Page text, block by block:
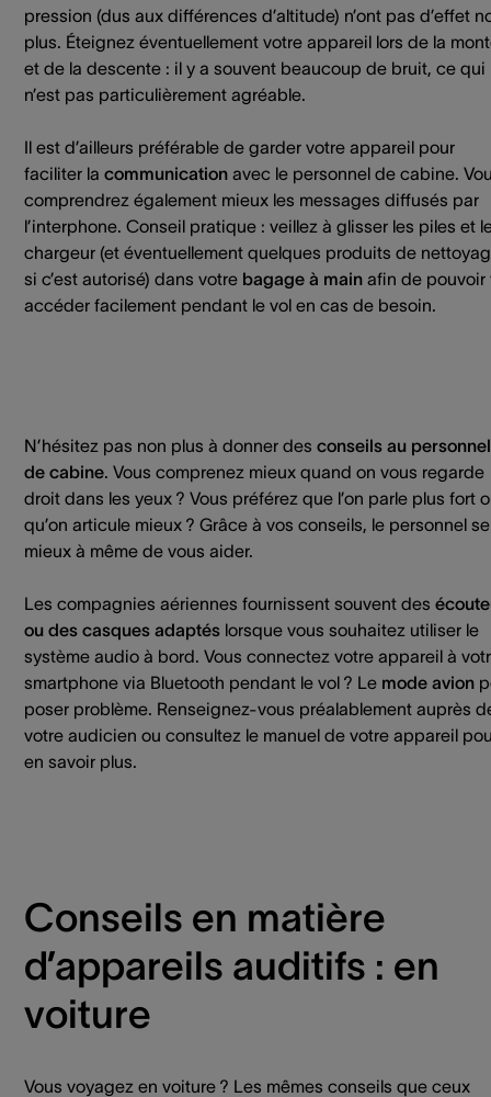
pression (dus aux différences d’altitude) n’ont pas d’effet
plus. Éteignez éventuellement votre appareil lors de la
et de la descente : il y a souvent beaucoup de bruit, ce qui
n’est pas particulièrement agréable.
Il est d’ailleurs préférable de garder votre appareil pour
faciliter la communication avec le personnel de cabine.
comprendrez également mieux les messages diffusés par
l’interphone. Conseil pratique : veillez à glisser les piles et
chargeur (et éventuellement quelques produits de
si c’est autorisé) dans votre bagage à main afin de pouvoir
accéder facilement pendant le vol en cas de besoin.
N’hésitez pas non plus à donner des conseils au personnel
de cabine. Vous comprenez mieux quand on vous regarde
droit dans les yeux ? Vous préférez que l’on parle plus fort
qu’on articule mieux ? Grâce à vos conseils, le personnel
mieux à même de vous aider.
Les compagnies aériennes fournissent souvent des
ou des casques adaptés lorsque vous souhaitez utiliser le
système audio à bord. Vous connectez votre appareil à
smartphone via Bluetooth pendant le vol ? Le mode avion
poser problème. Renseignez-vous préalablement auprès
votre audicien ou consultez le manuel de votre appareil
en savoir plus.
Conseils en matière
d’appareils auditifs : en
voiture
Vous voyagez en voiture ? Les mêmes conseils que ceux